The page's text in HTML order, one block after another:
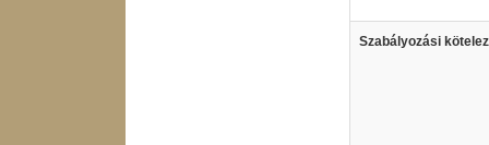
Szabályozási